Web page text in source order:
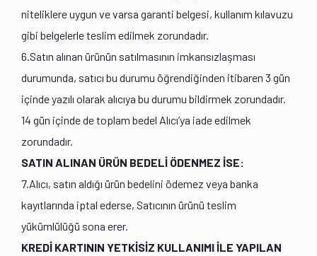
niteliklere uygun ve varsa garanti belgesi, kullanım kılavuzu
gibi belgelerle teslim edilmek zorundadır.
6.Satın alınan ürünün satılmasının imkansızlaşması
durumunda, satıcı bu durumu öğrendiğinden itibaren 3 gün
içinde yazılı olarak alıcıya bu durumu bildirmek zorundadır.
14 gün içinde de toplam bedel Alıcı’ya iade edilmek
zorundadır.
SATIN ALINAN ÜRÜN BEDELİ ÖDENMEZ İSE:
7.Alıcı, satın aldığı ürün bedelini ödemez veya banka
kayıtlarında iptal ederse, Satıcının ürünü teslim
yükümlülüğü sona erer.
KREDİ KARTININ YETKİSİZ KULLANIMI İLE YAPILAN